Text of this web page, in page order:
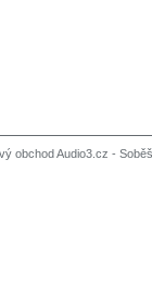
obchod Audio3.cz -